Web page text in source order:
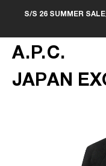
S/S 26 SUMMER SALE
A.P.C.
JAPAN